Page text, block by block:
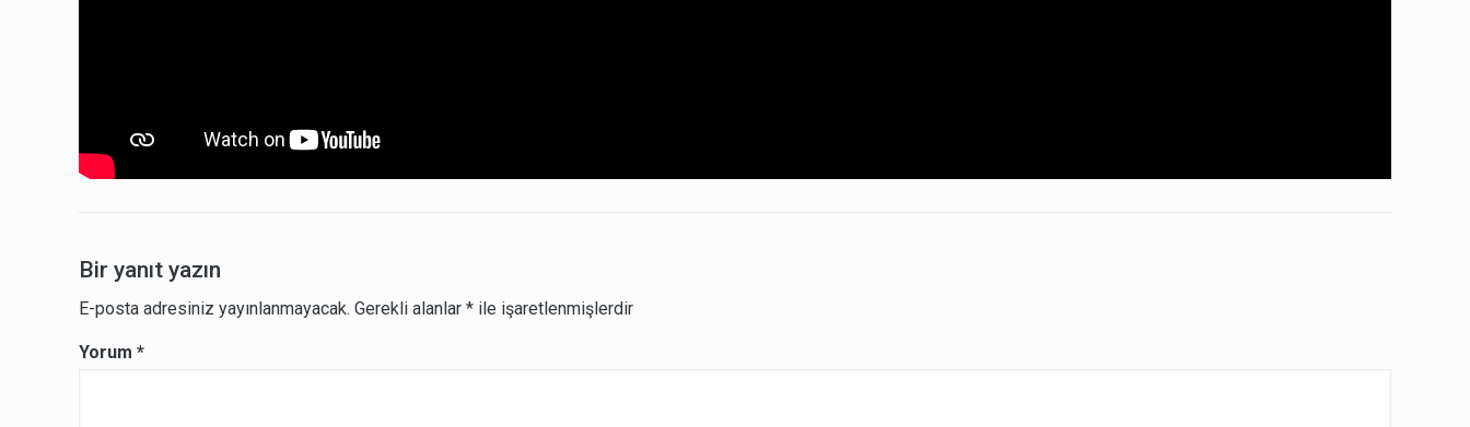
Bir yanıt yazın
E-posta adresiniz yayınlanmayacak. Gerekli alanlar * ile işaretlenmişlerdir
Yorum *